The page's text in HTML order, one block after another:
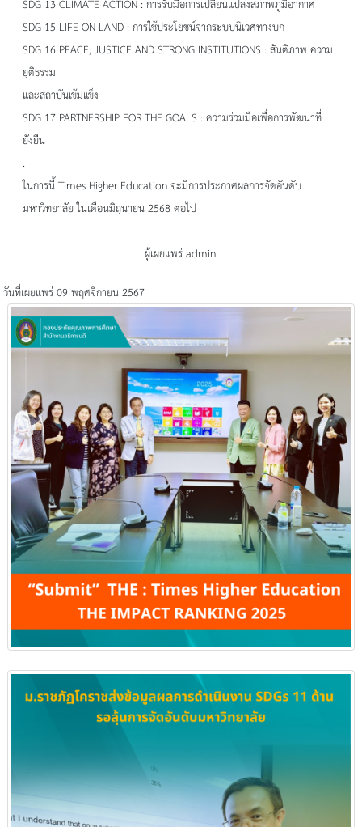
SDG 15 LIFE ON LAND : การใช้ประโยชน์จากระบบนิเวศทางบก
SDG 16 PEACE, JUSTICE AND STRONG INSTITUTIONS : สันติภาพ ความ
ยุติธรรม
และสถาบันเข้มแข็ง
SDG 17 PARTNERSHIP FOR THE GOALS : ความร่วมมือเพื่อการพัฒนาที่
ยั่งยืน
.
ในการนี้ Times Higher Education จะมีการประกาศผลการจัดอันดับ
มหาวิทยาลัย ในเดือนมิถุนายน 2568 ต่อไป
วันที่เผยแพร่ 09 พฤศจิกายน 2567
ผู้เผยแพร่ admin